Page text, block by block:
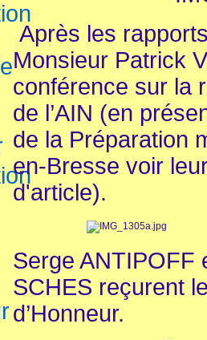
Après les
Monsieur Patrick
conférence sur la
de l’AIN (en
de la Préparation
en-Bresse voir
d'article).
Serge ANTIPOFF
SCHES reçurent
d’Honneur.